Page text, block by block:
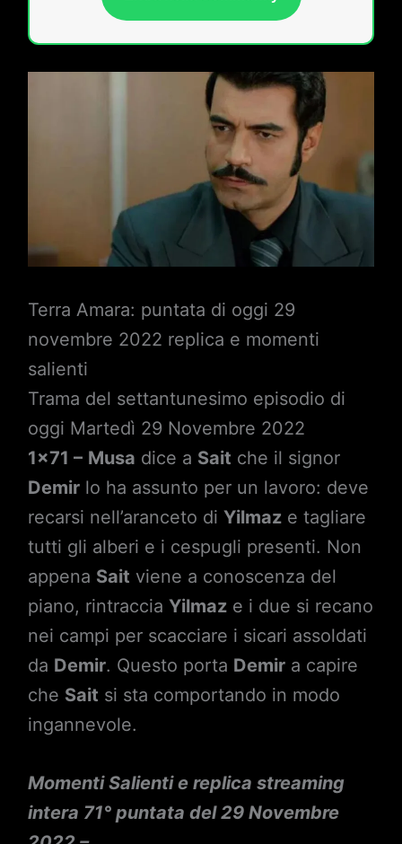
Terra Amara: puntata di oggi 29
novembre 2022 replica e momenti
salienti
Trama del settantunesimo episodio di
oggi Martedì 29 Novembre 2022
1×71 – Musa dice a Sait che il signor
Demirlo ha assunto per un lavoro: deve
recarsi nell’aranceto di Yilmaze tagliare
tutti gli alberi e i cespugli presenti. Non
appena Sait viene a conoscenza del
piano, rintraccia Yilmaze i due si recano
nei campi per scacciare i sicari assoldati
da Demir. Questo porta Demira capire
che Sait si sta comportando in modo
ingannevole.
Momenti Salienti e replica streaming
intera 71° puntata del 29 Novembre